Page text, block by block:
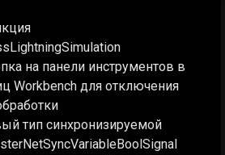
на панели инструментов в
Workbench для отключения
тип синхронизируемой